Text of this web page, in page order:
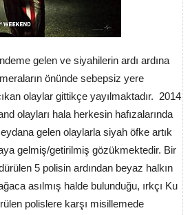
gelen ve siyahilerin ardı ardına
önünde sebepsiz yere
olaylar gittikçe yayılmaktadır. 2014
olayları hala herkesin hafızalarında
gelen olaylarla siyah öfke artık
gelmiş/getirilmiş gözükmektedir. Bir
5 polisin ardından beyaz halkın
asılmış halde bulunduğu, ırkçı Ku
polislere karşı misillemede